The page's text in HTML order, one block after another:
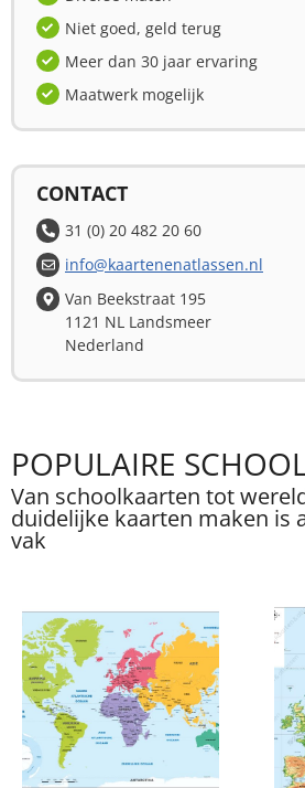
Niet goed, geld terug
Meer dan 30 jaar ervaring
Maatwerk mogelijk
CONTACT
31 (0) 20 482 20 60
info@kaartenenatlassen.nl
Van Beekstraat 195
1121 NL Landsmeer
Nederland
POPULAIRE
Van schoolkaarten tot
kaarten maken is al